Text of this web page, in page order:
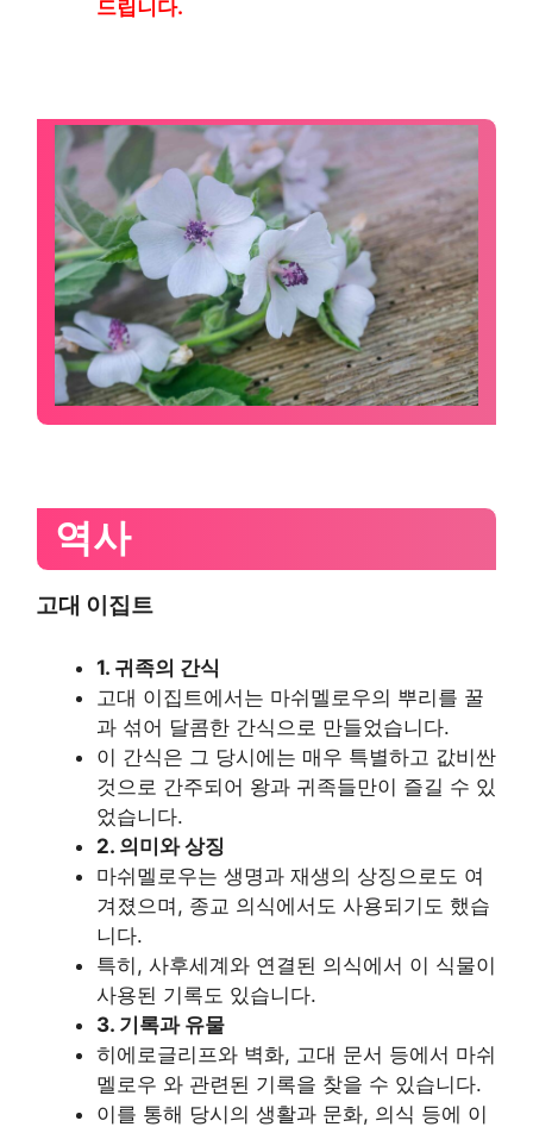
드립니다.
역사
고대 이집트
1. 귀족의 간식
고대 이집트에서는 마쉬멜로우의 뿌리를 꿀
과 섞어 달콤한 간식으로 만들었습니다.
이 간식은 그 당시에는 매우 특별하고 값비싼
것으로 간주되어 왕과 귀족들만이 즐길 수 있
었습니다.
2. 의미와 상징
마쉬멜로우는 생명과 재생의 상징으로도 여
겨졌으며, 종교 의식에서도 사용되기도 했습
니다.
특히, 사후세계와 연결된 의식에서 이 식물이
사용된 기록도 있습니다.
3. 기록과 유물
히에로글리프와 벽화, 고대 문서 등에서 마쉬
멜로우 와 관련된 기록을 찾을 수 있습니다.
이를 통해 당시의 생활과 문화, 의식 등에 이